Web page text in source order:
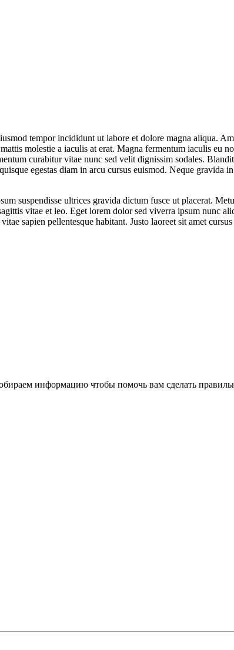
tempor incididunt ut labore et dolore magna aliqua.
molestie a iaculis at erat. Magna fermentum iaculis eu
curabitur vitae nunc sed velit dignissim sodales.
egestas diam in arcu cursus euismod. Neque
suspendisse ultrices gravida dictum fusce ut placerat.
vitae et leo. Eget lorem dolor sed viverra ipsum nunc
sapien pellentesque habitant. Justo laoreet sit amet cursus
информацию чтобы помочь вам сделать